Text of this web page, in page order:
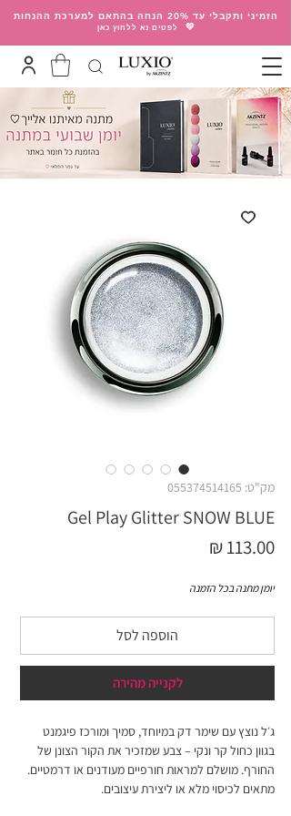
הזמיני ותקבלי עד 20% הנחה בהתאם למערכת ההנחות
💛
לפטים נא ללחוץ כאן
מק"ט: 055374514165
Gel Play Glitter SNOW BLUE
יומן מתנה בכל הזמנה
הוספה לסל
לקנייה מהירה
ג׳ל נוצץ עם שימר דק במיוחד, סמיך ומורכז פיגמנט
בגוון כחול קר ונקי – צבע שמזכיר את הקור הצונן של
החורף. מושלם למראות חורפיים מעודנים או דרמטיים.
מתאים לכיסוי מלא או ליצירת עיצובים.